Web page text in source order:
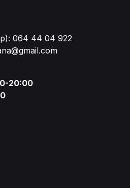
064 44 04 922
20:00